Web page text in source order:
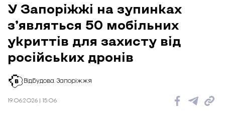
Новини
Відбудова Запоріжжя
Ексклюзив
Бізнес
Шлях додому
Колонки
Про нас
Редакційна політика
У Запоріжжі на зупинках
з’являться 50 мобільних
укриттів для захисту від
російських дронів
Відбудова. Запоріжжя
19.06.2026 | 15:06